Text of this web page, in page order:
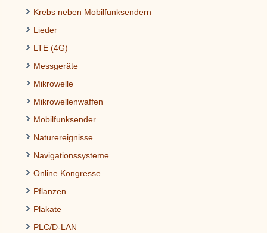
Krebs neben Mobilfunksendern
Lieder
LTE (4G)
Messgeräte
Mikrowelle
Mikrowellenwaffen
Mobilfunksender
Naturereignisse
Navigationssysteme
Online Kongresse
Pflanzen
Plakate
PLC/D-LAN